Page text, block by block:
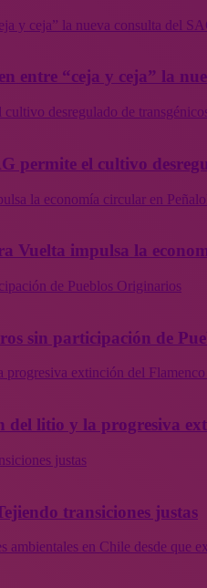
y ceja” la nueva consulta del
entre “ceja y ceja” la
desregulado de
permite el cultivo
la economía circular en
Vuelta impulsa la
de Pueblos Originarios
sin participación de
extinción del
del litio y la progresiva
justas
transiciones justas
ambientales en Chile desde que